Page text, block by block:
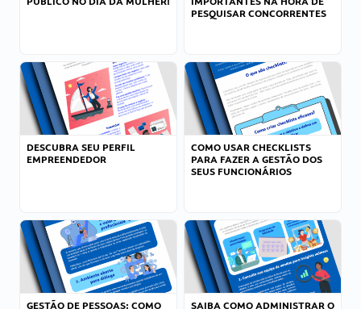
PESQUISAR CONCORRENTES
DESCUBRA SEU PERFIL
EMPREENDEDOR
COMO USAR CHECKLISTS
PARA FAZER A GESTÃO DOS
SEUS FUNCIONÁRIOS
GESTÃO DE PESSOAS: COMO
SAIBA COMO ADMINISTRAR O